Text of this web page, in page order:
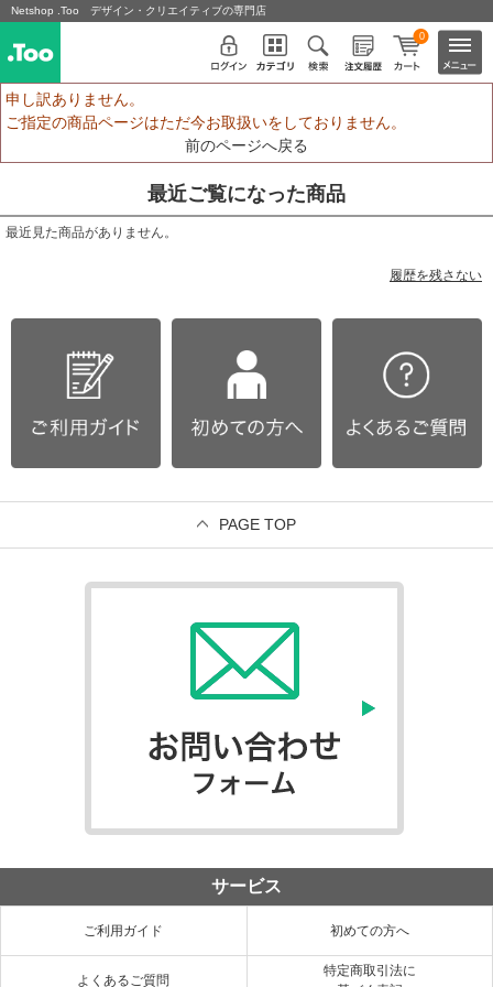
Netshop .Too デザイン・クリエイティブの専門店
0
申し訳ありません。
ご指定の商品ページはただ今お取扱いをしておりません。
前のページへ戻る
最近ご覧になった商品
最近見た商品がありません。
履歴を残さない
PAGE TOP
サービス
ご利用ガイド 初めての方へ
よくあるご質問
特定商取引法に